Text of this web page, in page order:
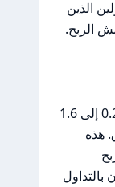
الذين
الربح.
تقدم FNory فروقات أسعار تبدأ من 0.2 إلى 1.6
هذه
بالتداول